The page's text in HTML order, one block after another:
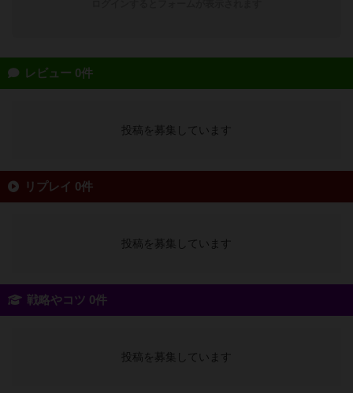
レビュー 0件
投稿を募集しています
リプレイ 0件
投稿を募集しています
戦略やコツ 0件
投稿を募集しています